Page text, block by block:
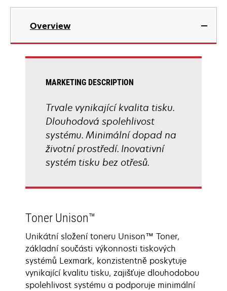
Overview
MARKETING DESCRIPTION
Trvale vynikající kvalita tisku.
Dlouhodová spolehlivost
systému. Minimální dopad na
životní prostředí. Inovativní
systém tisku bez otřesů.
Toner Unison™
Unikátní složení toneru Unison™ Toner,
základní součásti výkonnosti tiskových
systémů Lexmark, konzistentně poskytuje
vynikající kvalitu tisku, zajišťuje dlouhodobou
spolehlivost systému a podporuje minimální